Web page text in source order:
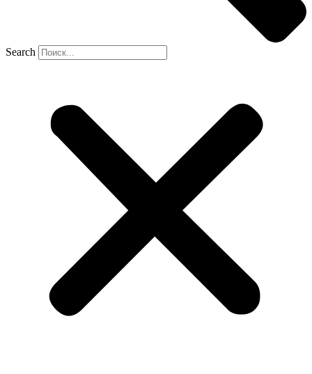
Search